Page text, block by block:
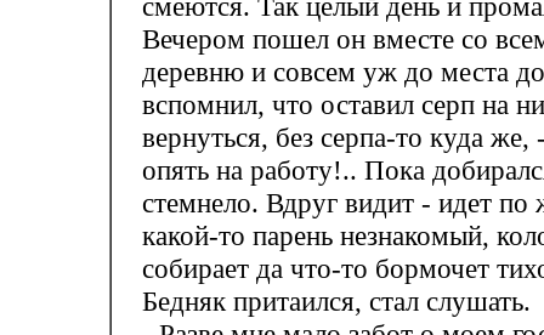
Вечером пошел он вместе со
деревню и совсем уж до места
вспомнил, что оставил серп на
вернуться, без серпа-то куда же,
опять на работу!.. Пока
стемнело. Вдруг видит - идет
какой-то парень незнакомый,
собирает да что-то бормочет
Бедняк притаился, стал слушать.